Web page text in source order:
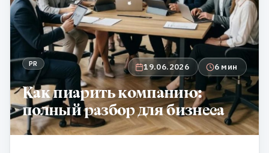
PR 19.06.2026 6 мин
Как пиарить компанию:
полный разбор для бизнеса